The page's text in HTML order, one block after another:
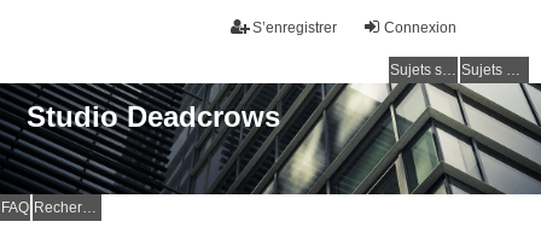
Connexion
S’enregistrer
Sujets sans réponse Sujets actifs
Studio Deadcrows
FAQ Rechercher